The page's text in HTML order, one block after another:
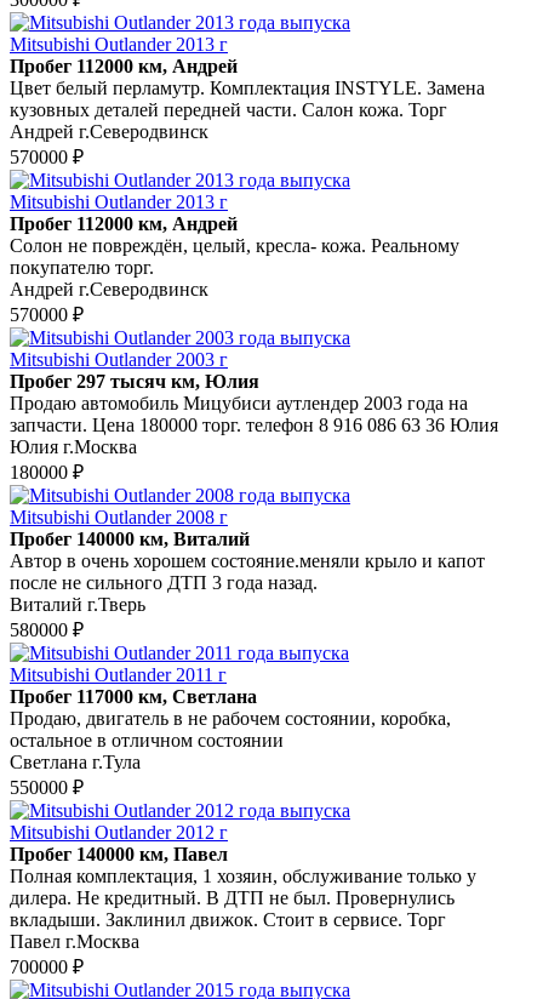
Mitsubishi Outlander 2013 г
Пробег 112000 км, Андрей
Цвет белый перламутр. Комплектация INSTYLE. Замена
кузовных деталей передней части. Салон кожа. Торг
Андрей г.Северодвинск
570000 ₽
Mitsubishi Outlander 2013 г
Пробег 112000 км, Андрей
Солон не повреждён, целый, кресла- кожа. Реальному
покупателю торг.
Андрей г.Северодвинск
570000 ₽
Mitsubishi Outlander 2003 г
Пробег 297 тысяч км, Юлия
Продаю автомобиль Мицубиси аутлендер 2003 года на
запчасти. Цена 180000 торг. телефон 8 916 086 63 36 Юлия
Юлия г.Москва
180000 ₽
Mitsubishi Outlander 2008 г
Пробег 140000 км, Виталий
Автор в очень хорошем состояние.меняли крыло и капот
после не сильного ДТП 3 года назад.
Виталий г.Тверь
580000 ₽
Mitsubishi Outlander 2011 г
Пробег 117000 км, Светлана
Продаю, двигатель в не рабочем состоянии, коробка,
остальное в отличном состоянии
Светлана г.Тула
550000 ₽
Mitsubishi Outlander 2012 г
Пробег 140000 км, Павел
Полная комплектация, 1 хозяин, обслуживание только у
дилера. Не кредитный. В ДТП не был. Провернулись
вкладыши. Заклинил движок. Стоит в сервисе. Торг
Павел г.Москва
700000 ₽